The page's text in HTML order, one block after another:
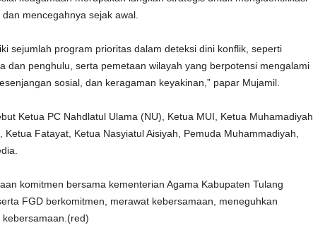
mencegahnya sejak awal.
sejumlah program prioritas dalam deteksi dini konflik, seperti
dan penghulu, serta pemetaan wilayah yang berpotensi mengalami
sosial, dan keragaman keyakinan,” papar Mujamil.
Ketua PC Nahdlatul Ulama (NU), Ketua MUI, Ketua Muhamadiyah,
Ketua Fatayat, Ketua Nasyiatul Aisiyah, Pemuda Muhammadiyah,
komitmen bersama kementerian Agama Kabupaten Tulang
FGD berkomitmen, merawat kebersamaan, meneguhkan